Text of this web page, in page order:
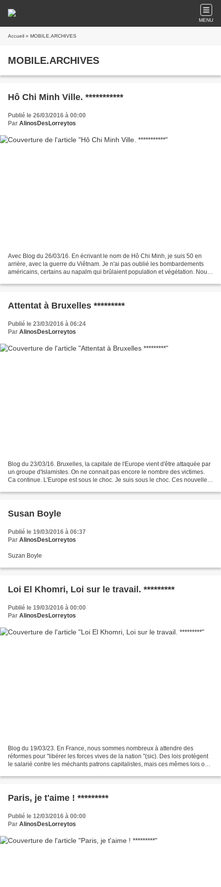
MENU
Accueil » MOBILE.ARCHIVES
MOBILE.ARCHIVES
Hô Chi Minh Ville. ***********
Publié le 26/03/2016 à 00:00
Par AlinosDesLorreytos
Avec Blog du 26/03/16. En écrivant le nom de Hô Chi Minh, je suis 50 en
arrière, avec la guerre du Viêtnam. Je n'ai pas oublié les bombardements
américains, certains au napalm qui brûlaient population et végétation. Nous
Attentat à Bruxelles *********
Publié le 23/03/2016 à 06:24
Par AlinosDesLorreytos
Blog du 23/03/16. Bruxelles, la capitale de l'Europe vient d'être attaquée par
un groupe d'Islamistes. On ne connait pas encore le nombre des victimes.
Ca continue. L'Europe est sous le choc. Je suis sous le choc. Ces nouvelles
Susan Boyle
Publié le 19/03/2016 à 06:37
Par AlinosDesLorreytos
Suzan Boyle
Loi El Khomri, Loi sur le travail. *********
Publié le 19/03/2016 à 00:00
Par AlinosDesLorreytos
Blog du 19/03/23. En France, nous sommes nombreux à attendre des
réformes pour "libérer les forces vives de la nation "(sic). Des lois protègent
le salarié contre les méchants patrons capitalistes, mais ces mêmes lois ont
Paris, je t'aime ! *********
Publié le 12/03/2016 à 00:00
Par AlinosDesLorreytos